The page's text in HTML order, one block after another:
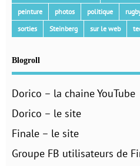
peinture
photos politique
sorties
Steinberg sur le web
Blogroll
Dorico – la chaine YouTube
Dorico – le site
Finale – le site
Groupe FB utilisateurs de